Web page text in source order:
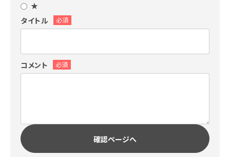
★
タイトル
必須
コメント 必須
確認ページへ